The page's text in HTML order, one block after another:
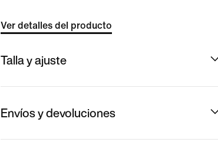
Ver detalles del producto
Talla y ajuste
Envíos y devoluciones